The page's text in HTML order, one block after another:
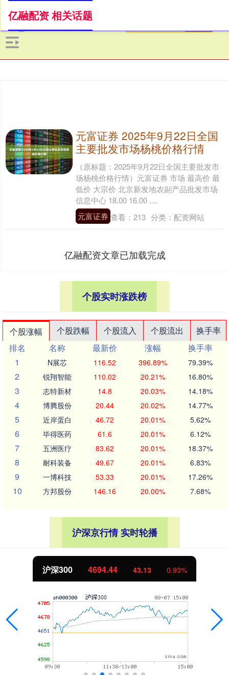
亿融配资 相关话题
元富证券 2025年9月22日全国
主要批发市场杨桃价格行情
（原标题：2025年9月22日全国主要批发市
场杨桃价格行情）元富证券 市场 最高价 最
低价 大宗价 北京新发地农副产品批发市场
信息中心 18.00 16.00 ....
元富证券 查看： 213 分类： 配资网站
亿融配资文章已加载完成
个股实时涨跌榜
个股涨幅 个股跌幅 个股流入 个股流出
换手率
排名
名称 最新价 涨幅
换手率
1
N展芯 116.52 396.89% 79.39%
2 锐翔智能 110.02 20.21% 16.80%
3 志特新材 14.8 20.03% 14.18%
4 博腾股份 20.44 20.02% 14.77%
5 近岸蛋白 46.72 20.01% 5.62%
6 毕得医药 61.6 20.01% 6.12%
7 五洲医疗 83.62 20.01% 18.37%
8 耐科装备 49.67 20.01% 6.83%
9 一博科技 53.33 20.01% 17.26%
10 方邦股份 146.16 20.00% 7.68%
沪深京行情 实时轮播
北证50 1134.24